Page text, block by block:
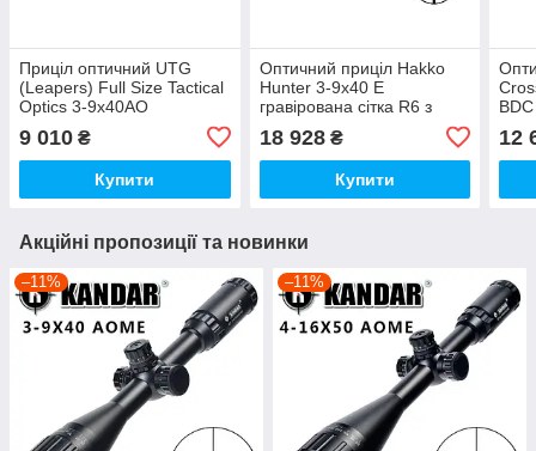
Приціл оптичний UTG
(Leapers) Full Size Tactical
Optics 3-9x40AO
9 010 ₴
Купити
Оптичний приціл Hakko
Hunter 3-9x40 Е
гравірована сітка R6 з
18 928₴
Купити
BDC
12
Акційні пропозиції та новинки
–11% –11%